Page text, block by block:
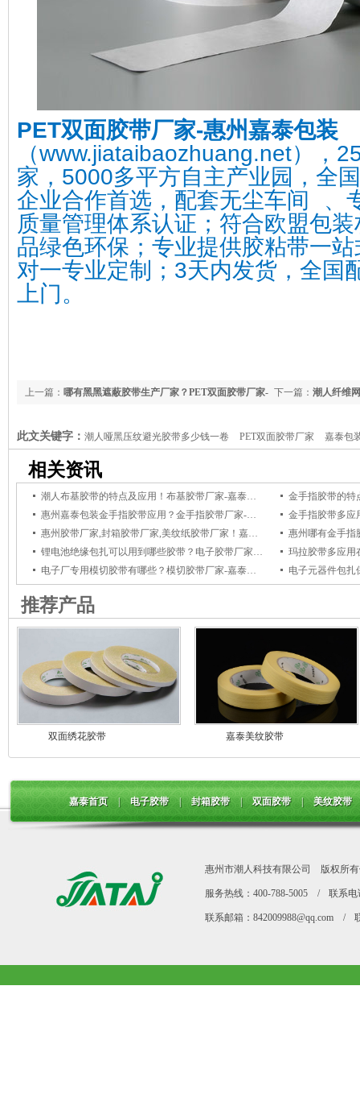
PET双面胶带厂家-惠州嘉泰包装
（www.jiataibaozhuang.net），
家，5000多平方自主产业园，全
企业合作首选，配套无尘车间 、
质量管理体系认证；符合欧盟包
品绿色环保；专业提供胶粘带一
对一专业定制；3天内发货，全国
上门。
下一篇： 潮人纤维
上一篇： 哪有黑黑遮蔽胶带生产厂家？PET双面胶带厂家-
此文关键字： 潮人哑黑压纹避光胶带多少钱一卷 PET双面胶带厂家 嘉泰包
相关资讯
潮人布基胶带的特点及应用！布基胶带厂家-嘉泰包装/潮人胶带
惠州嘉泰包装金手指胶带应用？金手指胶带厂家-潮人胶带
惠州胶带厂家,封箱胶带厂家,美纹纸胶带厂家！嘉泰包装-潮人胶带
惠州哪有金手指
锂电池绝缘包扎可以用到哪些胶带？电子胶带厂家-嘉泰包装/潮人胶带
电子厂专用模切胶带有哪些？模切胶带厂家-嘉泰包装/潮人胶带
推荐产品
双面绣花胶带 嘉泰美纹胶带
嘉泰首页 | 电子胶带 | 封箱胶带 | 双面胶带 | 美纹胶带
惠州市潮人科技有限公司 版权所
服务热线：400-788-5005 / 联系电
联系邮箱：842009988@qq.com /